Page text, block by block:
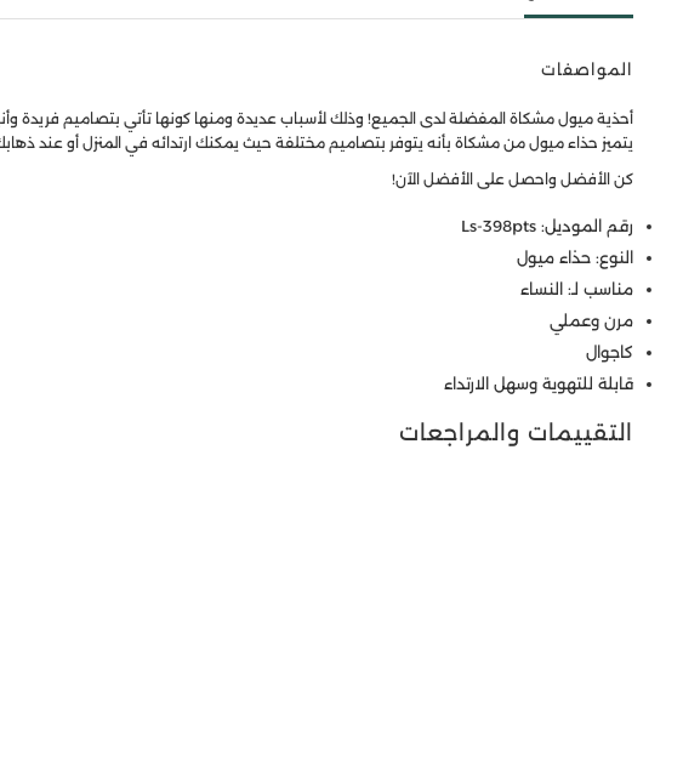
المواصفات
أحذية ميول مشكاة المفضلة لدى الجميع! وذلك لأسباب عديدة ومنها كونها تأتي بتصاميم فريدة
يتميز حذاء ميول من مشكاة بأنه يتوفر بتصاميم مختلفة حيث يمكنك ارتدائه في المنزل أو عند
كن الأفضل واحصل على الأفضل الآن!
رقم الموديل: Ls-398pts
النوع: حذاء ميول
مناسب لـ: النساء
مرن وعملي
كاجوال
قابلة للتهوية وسهل الارتداء
التقييمات والمراجعات